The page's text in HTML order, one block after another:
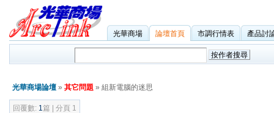
光華商場 論壇首頁 市調行情表 產品討
光華商場論壇 » 其它問題 » 組新電腦的迷思
回覆數: 1篇 | 分頁 1